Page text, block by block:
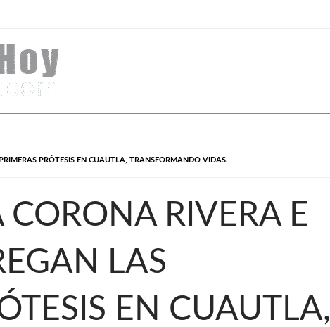
PRÓTESIS EN CUAUTLA, TRANSFORMANDO VIDAS.
RIVERA E
LAS
EN CUAUTLA,